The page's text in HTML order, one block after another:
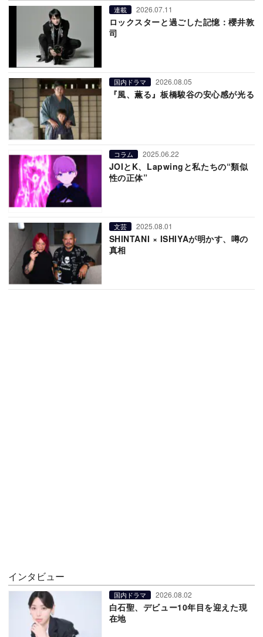
連載 2026.07.11
ロックスターと過ごした記憶：櫻井敦
司
国内ドラマ 2026.08.05
『風、薫る』板橋駿谷の安心感が光る
コラム 2025.06.22
JOIとK、Lapwingと私たちの“類似
性の正体”
文芸 2025.08.01
SHINTANI × ISHIYAが明かす、噂の
真相
インタビュー
国内ドラマ 2026.08.02
白石聖、デビュー10年目を迎えた現
在地